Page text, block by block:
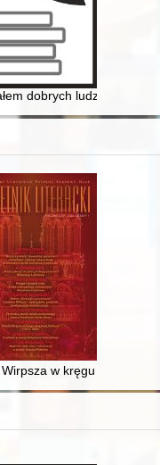
dobrych ludzi :
w kręgu paryskiej